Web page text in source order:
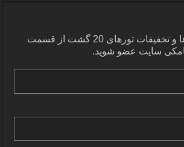
جهت اطلاع از آفرها و تخفیفات تورهای 20 گشت از قسمت
سایت عضو شوید.